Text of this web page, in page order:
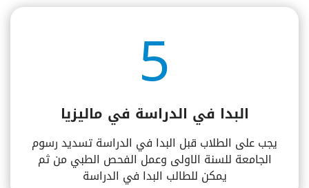
5
البدا في الدراسة في ماليزيا
يجب على الطلاب قبل البدا في الدراسة تسديد رسوم
الجامعة للسنة الاولى وعمل الفحص الطبي من ثم
يمكن للطالب البدا في الدراسة